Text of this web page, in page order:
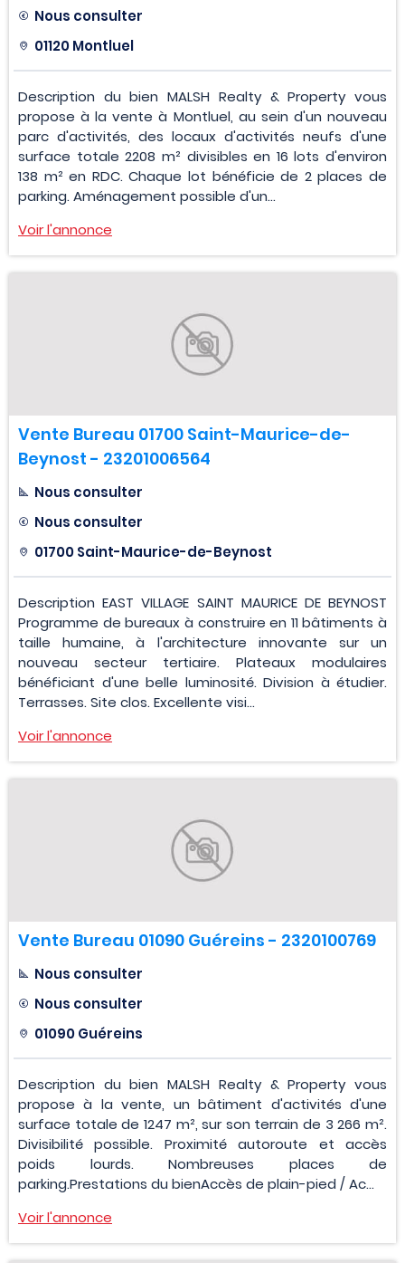
Nous consulter
01120 Montluel
Description du bien MALSH Realty & Property vous
propose à la vente à Montluel, au sein d'un nouveau
parc d'activités, des locaux d'activités neufs d'une
surface totale 2208 m² divisibles en 16 lots d'environ
138 m² en RDC. Chaque lot bénéficie de 2 places de
parking. Aménagement possible d'un...
Voir l'annonce
Vente Bureau 01700 Saint-Maurice-de-
Beynost - 23201006564
Nous consulter
Nous consulter
01700 Saint-Maurice-de-Beynost
Description EAST VILLAGE SAINT MAURICE DE BEYNOST
Programme de bureaux à construire en 11 bâtiments à
taille humaine, à l'architecture innovante sur un
nouveau secteur tertiaire. Plateaux modulaires
bénéficiant d'une belle luminosité. Division à étudier.
Terrasses. Site clos. Excellente visi...
Voir l'annonce
Vente Bureau 01090 Guéreins - 2320100769
Nous consulter
Nous consulter
01090 Guéreins
Description du bien MALSH Realty & Property vous
propose à la vente, un bâtiment d'activités d'une
surface totale de 1247 m², sur son terrain de 3 266 m².
Divisibilité possible. Proximité autoroute et accès
poids lourds. Nombreuses places de
parking.Prestations du bienAccès de plain-pied / Ac...
Voir l'annonce